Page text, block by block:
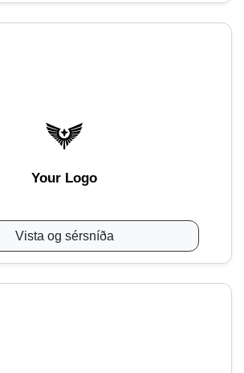
Your Logo
Vista og sérsníða